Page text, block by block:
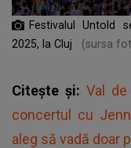
Festivalul Untold
2025, la Cluj
(sursa
Citește și: Val
concertul cu
aleg să vadă doar